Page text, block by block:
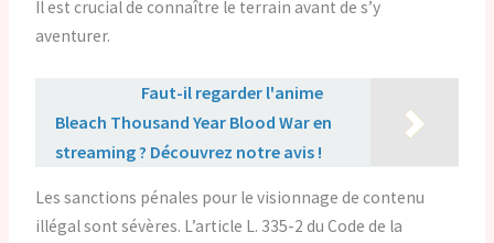
Il est crucial de connaître le terrain avant de s’y
aventurer.
Faut-il regarder l'anime
Bleach Thousand Year Blood War en
streaming ? Découvrez notre avis !
Les sanctions pénales pour le visionnage de contenu
illégal sont sévères. L’article L. 335-2 du Code de la